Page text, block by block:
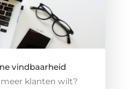
vindbaarheid
klanten wilt?